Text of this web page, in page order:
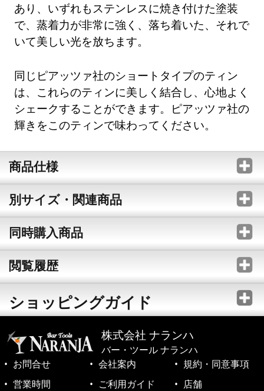
あり、いずれもステンレスに焼き付けた塗装
で、蒸着力が非常に強く、落ち着いた、それで
いて美しい光を放ちます。
同じピアッツァ社のショートタイプのティン
は、これらのティンに美しく結合し、心地よく
シェークすることができます。ピアッツァ社の
輝きをこのティンで味わってください。
商品仕様
別サイズ・関連商品
同時購入商品
閲覧履歴
ショッピングガイド
株式会社 ナランハ
バー・ツール ナランハ
お問合せ
会社案内
規約・同意事項
営業時間
ご利用ガイド 店舗